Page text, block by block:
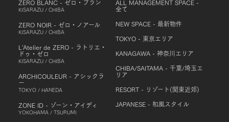
ZERO BLANC - ゼロ・ブラン
KISARAZU / CHIBA
ZERO NOIR - ゼロ・ノアール
KISARAZU / CHIBA
L'Atelier de ZERO - ラトリエ・
ドゥ・ゼロ
KISARAZU / CHIBA
ARCHICOULEUR - アシックラ
ー
TOKYO / HANEDA
ZONE ID - ゾーン・アイディ
YOKOHAMA / TSURUMI
ALL MANAGEMENT SPACE -
全て
NEW SPACE - 最新物件
TOKYO - 東京エリア
KANAGAWA - 神奈川エリア
CHIBA/SAITAMA - 千葉/埼玉エ
リア
RESORT - リゾート(関東近郊)
JAPANESE - 和風スタイル